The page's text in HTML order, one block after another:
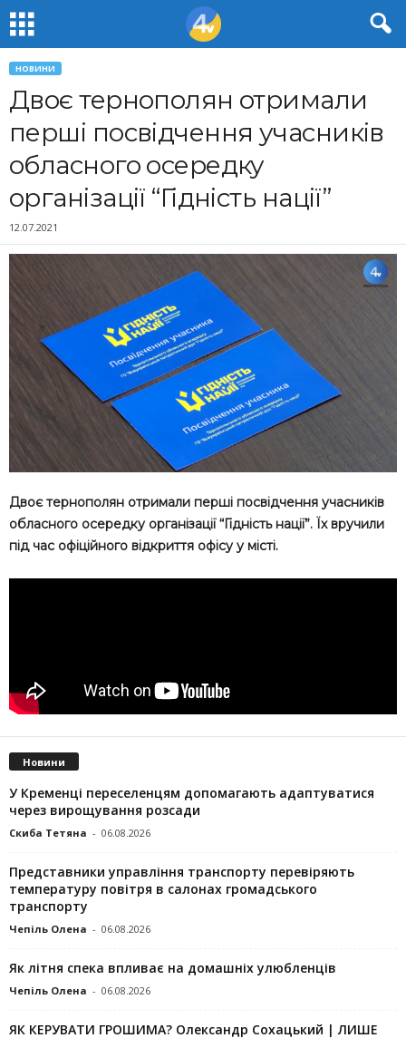
НОВИНИ
Двоє тернополян отримали
перші посвідчення учасників
обласного осередку
організації “Гідність нації”
12.07.2021
Двоє тернополян отримали перші посвідчення учасників
обласного осередку організації “Гідність нації”. Їх вручили
під час офіційного відкриття офісу у місті.
Новини
У Кременці переселенцям допомагають адаптуватися
через вирощування розсади
Скиба Тетяна - 06.08.2026
Представники управління транспорту перевіряють
температуру повітря в салонах громадського
транспорту
Чепіль Олена - 06.08.2026
Як літня спека впливає на домашніх улюбленців
Чепіль Олена - 06.08.2026
ЯК КЕРУВАТИ ГРОШИМА? Олександр Сохацький | ЛИШЕ